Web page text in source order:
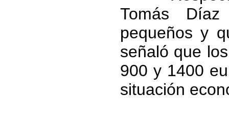
Tomás
pequeños y
señaló que
900 y 1400
situación